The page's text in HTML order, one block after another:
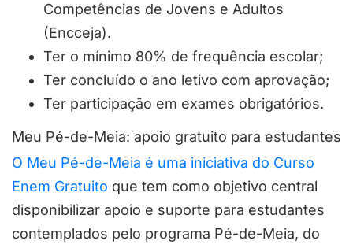
Competências de Jovens e Adultos
(Encceja).
Ter o mínimo 80% de frequência escolar;
Ter concluído o ano letivo com aprovação;
Ter participação em exames obrigatórios.
Meu Pé-de-Meia: apoio gratuito para estudantes
O Meu Pé-de-Meia é uma iniciativa do Curso
Enem Gratuito que tem como objetivo central
disponibilizar apoio e suporte para estudantes
contemplados pelo programa Pé-de-Meia, do